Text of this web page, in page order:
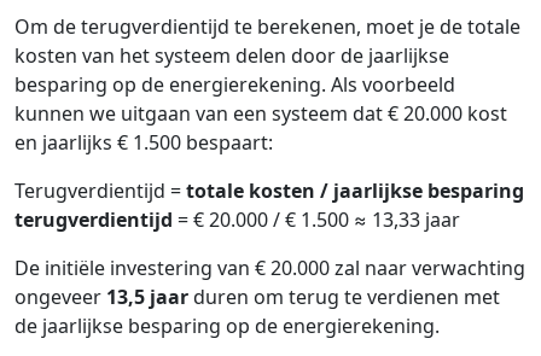
Om de terugverdientijd te berekenen, moet je de totale
kosten van het systeem delen door de jaarlijkse
besparing op de energierekening. Als voorbeeld
kunnen we uitgaan van een systeem dat € 20.000 kost
en jaarlijks € 1.500 bespaart:
Terugverdientijd =totale kosten / jaarlijkse besparing
terugverdientijd = € 20.000 / € 1.500 ≈ 13,33 jaar
De initiële investering van € 20.000 zal naar verwachting
ongeveer 13,5 jaarduren om terug te verdienen met
de jaarlijkse besparing op de energierekening.